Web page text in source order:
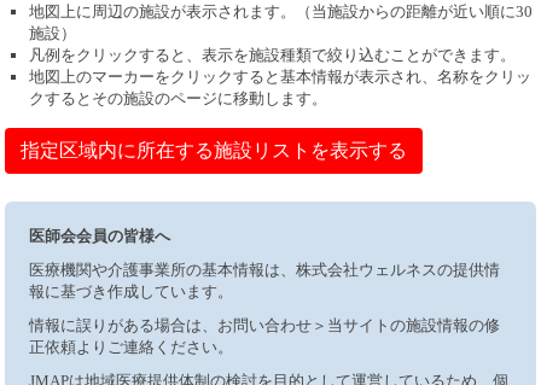
地図上に周辺の施設が表示されます。（当施設からの距離が近い順に30
施設）
凡例をクリックすると、表示を施設種類で絞り込むことができます。
地図上のマーカーをクリックすると基本情報が表示され、名称をクリッ
クするとその施設のページに移動します。
指定区域内に所在する施設リストを表示する
医師会会員の皆様へ
医療機関や介護事業所の基本情報は、株式会社ウェルネスの提供情
報に基づき作成しています。
情報に誤りがある場合は、お問い合わせ＞当サイトの施設情報の修
正依頼よりご連絡ください。
JMAPは地域医療提供体制の検討を目的として運営しているため、個